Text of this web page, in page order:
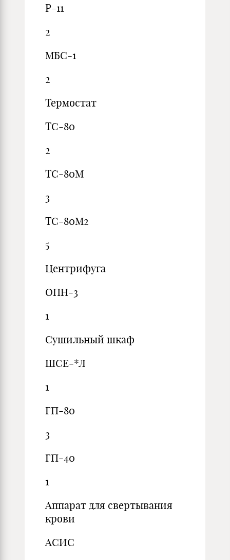
Р-11
2
МБС-1
2
Термостат
ТС-80
2
ТС-80М
3
ТС-80М2
5
Центрифуга
ОПН-3
1
Сушильный шкаф
ШСЕ-*Л
1
ГП-80
3
ГП-40
1
Аппарат для свертывания
крови
АСИС